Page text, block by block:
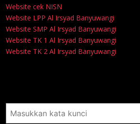
Website cek NISN
Website LPP Al Irsyad Banyuwangi
Website SMP Al Irsyad Banyuwangi
Website TK 1 Al Irsyad Banyuwangi
Website TK 2 Al Irsyad Banyuwangi